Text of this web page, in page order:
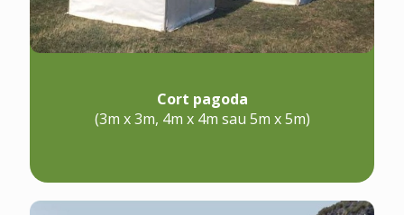
Cort pagoda
(3m x 3m, 4m x 4m sau 5m x 5m)